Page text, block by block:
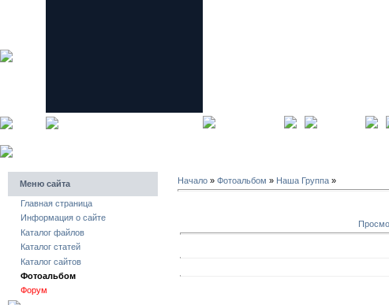
Меню сайта
Главная страница
Информация о сайте
Каталог файлов
Каталог статей
Каталог сайтов
Фотоальбом
Форум
Начало » Фотоальбом » Наша Группа »